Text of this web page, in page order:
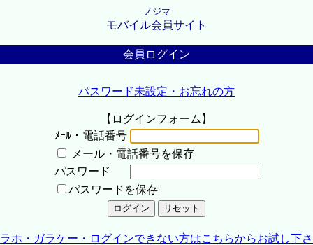
ノジマ
モバイル会員サイト
会員ログイン
パスワード未設定・お忘れの方
【ログインフォーム】
ﾒｰﾙ・電話番号
メール・電話番号を保存
パスワード
パスワードを保存
ホ・ガラケー・ログインできない方はこちらからお試し下